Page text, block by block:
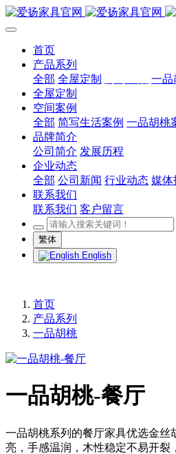
首页
产品系列
全部 全屋定制 一品
全屋定制
空间案例
全部 简写生活案例 一品胡桃
品牌简介
公司简介 发展历程
企业动态
全部 公司新闻 行业动态 媒体
联系我们
联系我们 客户留言
繁体
English
首页
产品系列
一品胡桃
一品胡桃-餐厅
一品胡桃系列的餐厅家具优选金丝
亮，手感温润，木性稳定不易开裂